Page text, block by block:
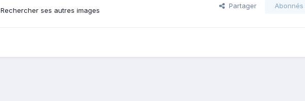
Rechercher ses autres images
Partager Abonnés